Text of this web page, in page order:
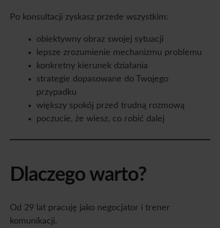
Po konsultacji zyskasz przede wszystkim:
obiektywny obraz swojej sytuacji
lepsze zrozumienie mechanizmu problemu
konkretny kierunek działania
strategie dopasowane do Twojego
przypadku
większy spokój przed trudną rozmową
poczucie, że wiesz, co robić dalej
Dlaczego warto?
Od 29 lat pracuję jako negocjator i trener
komunikacji.